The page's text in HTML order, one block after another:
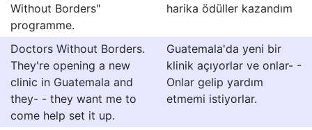
Without Borders"
programme.
harika ödüller kazandım
Doctors Without Borders.
They're opening a new
clinic in Guatemala and
they- - they want me to
come help set it up.
Guatemala'da yeni bir
klinik açıyorlar ve onlar- -
Onlar gelip yardım
etmemi istiyorlar.